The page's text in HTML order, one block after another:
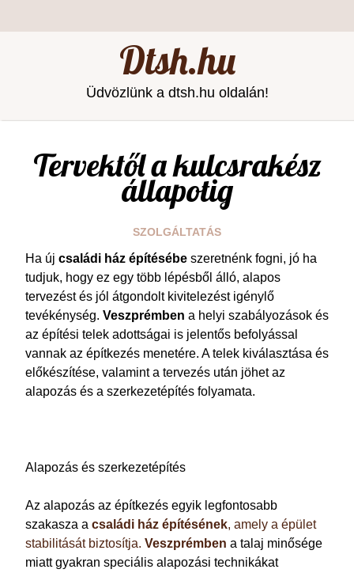
Dtsh.hu
Üdvözlünk a dtsh.hu oldalán!
Tervektől a kulcsrakész
állapotig
SZOLGÁLTATÁS
Ha új családi ház építésébe szeretnénk fogni, jó ha
tudjuk, hogy ez egy több lépésből álló, alapos
tervezést és jól átgondolt kivitelezést igénylő
tevékénység. Veszprémben a helyi szabályozások és
az építési telek adottságai is jelentős befolyással
vannak az építkezés menetére. A telek kiválasztása és
előkészítése, valamint a tervezés után jöhet az
alapozás és a szerkezetépítés folyamata.
Alapozás és szerkezetépítés
Az alapozás az építkezés egyik legfontosabb
szakasza a családi ház építésének, amely a épület
stabilitását biztosítja. Veszprémben a talaj minősége
miatt gyakran speciális alapozási technikákat